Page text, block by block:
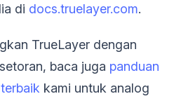
di docs.truelayer.com.
TrueLayer dengan
baca juga panduan
kami untuk analog